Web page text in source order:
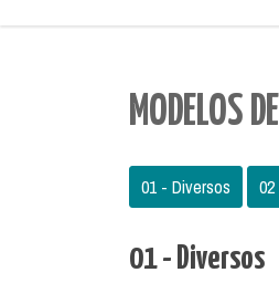
MODELOS
01 - Diversos
01 - Diversos